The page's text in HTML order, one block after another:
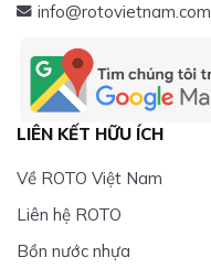
info@rotovietnam.com
LIÊN KẾT HỮU ÍCH
Về ROTO Việt Nam
Liên hệ ROTO
Bồn nước nhựa